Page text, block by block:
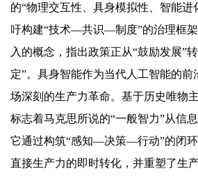
的“物理交互性、具身模拟性、智能进
吁构建“技术—共识—制度”的治理框架
入的概念，指出政策正从“鼓励发展”
定”。具身智能作为当代人工智能的前
场深刻的生产力革命。基于历史唯物
标志着马克思所说的“一般智力”从信
它通过构筑“感知—决策—行动”的闭
直接生产力的即时转化，并重塑了生